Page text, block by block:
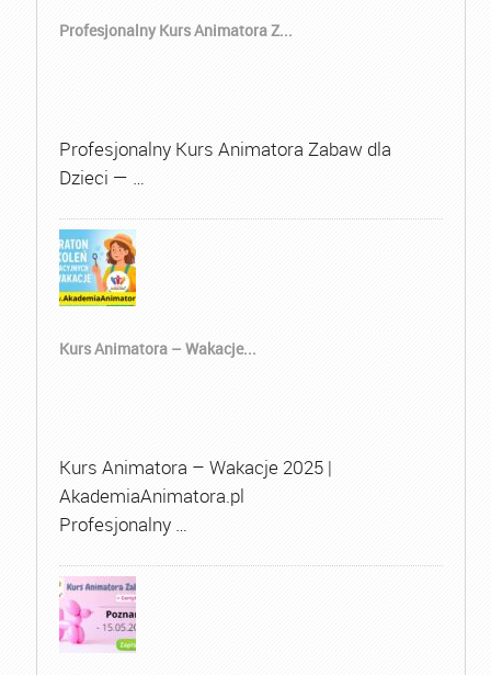
Profesjonalny Kurs Animatora Z...
Profesjonalny Kurs Animatora Zabaw dla
Dzieci — …
Kurs Animatora – Wakacje...
Kurs Animatora – Wakacje 2025 |
AkademiaAnimatora.pl
Profesjonalny …